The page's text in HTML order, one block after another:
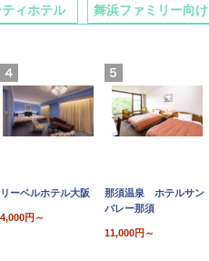
リーベルホテル大阪
4,000円～
那須温泉 ホテルサン
バレー那須
11,000円～
ィホテル 舞浜ファミリー向け